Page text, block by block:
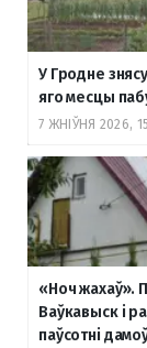
У Гродне
яго месцы
7 ЖНІЎНЯ 2026,
«Ноч жахаў».
Ваўкавыск і
паўсотні